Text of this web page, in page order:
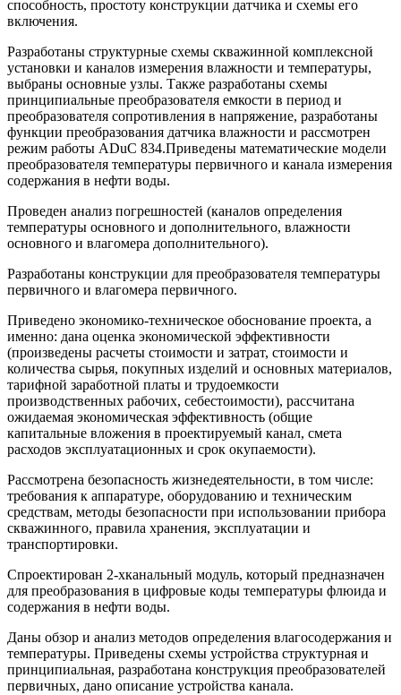
способность, простоту конструкции датчика и схемы его
включения.
Разработаны структурные схемы скважинной комплексной
установки и каналов измерения влажности и температуры,
выбраны основные узлы. Также разработаны схемы
принципиальные преобразователя емкости в период и
преобразователя сопротивления в напряжение, разработаны
функции преобразования датчика влажности и рассмотрен
режим работы АDuС 834.Приведены математические модели
преобразователя температуры первичного и канала измерения
содержания в нефти воды.
Проведен анализ погрешностей (каналов определения
температуры основного и дополнительного, влажности
основного и влагомера дополнительного).
Разработаны конструкции для преобразователя температуры
первичного и влагомера первичного.
Приведено экономико-техническое обоснование проекта, а
именно: дана оценка экономической эффективности
(произведены расчеты стоимости и затрат, стоимости и
количества сырья, покупных изделий и основных материалов,
тарифной заработной платы и трудоемкости
производственных рабочих, себестоимости), рассчитана
ожидаемая экономическая эффективность (общие
капитальные вложения в проектируемый канал, смета
расходов эксплуатационных и срок окупаемости).
Рассмотрена безопасность жизнедеятельности, в том числе:
требования к аппаратуре, оборудованию и техническим
средствам, методы безопасности при использовании прибора
скважинного, правила хранения, эксплуатации и
транспортировки.
Спроектирован 2-хканальный модуль, который предназначен
для преобразования в цифровые коды температуры флюида и
содержания в нефти воды.
Даны обзор и анализ методов определения влагосодержания и
температуры. Приведены схемы устройства структурная и
принципиальная, разработана конструкция преобразователей
первичных, дано описание устройства канала.